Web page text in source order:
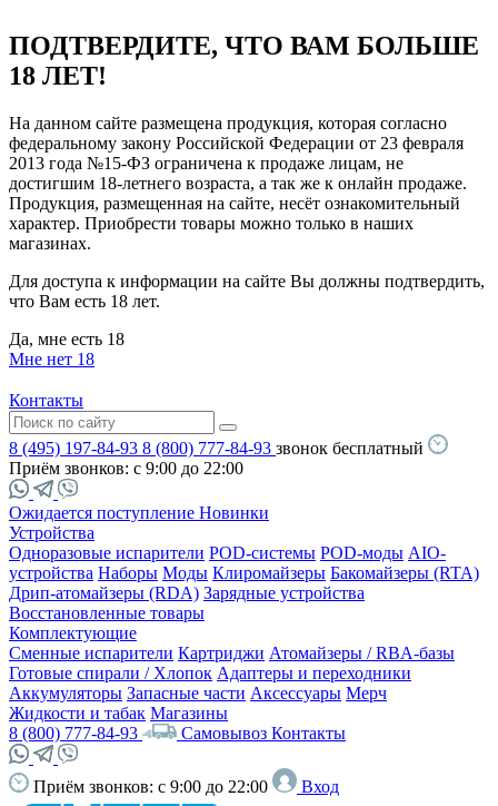
ПОДТВЕРДИТЕ, ЧТО ВАМ БОЛЬШЕ
18 ЛЕТ!
На данном сайте размещена продукция, которая согласно
федеральному закону Российской Федерации от 23 февраля
2013 года №15-ФЗ ограничена к продаже лицам, не
достигшим 18-летнего возраста, а так же к онлайн продаже.
Продукция, размещенная на сайте, несёт ознакомительный
характер. Приобрести товары можно только в наших
магазинах.
Для доступа к информации на сайте Вы должны подтвердить,
что Вам есть 18 лет.
Да, мне есть 18
Мне нет 18
Контакты
8 (495) 197-84-93 8 (800) 777-84-93 звонок бесплатный
Приём звонков: с 9:00 до 22:00
Ожидается поступление Новинки
Устройства
Одноразовые испарители POD-системы POD-моды AIO-
устройства Наборы Моды Клиромайзеры Бакомайзеры (RTA)
Дрип-атомайзеры (RDA) Зарядные устройства
Восстановленные товары
Комплектующие
Сменные испарители Картриджи Атомайзеры / RBA-базы
Готовые спирали / Хлопок Адаптеры и переходники
Аккумуляторы Запасные части Аксессуары Мерч
Жидкости и табак Магазины
8 (800) 777-84-93
Самовывоз Контакты
Приём звонков: с 9:00 до 22:00 Вход